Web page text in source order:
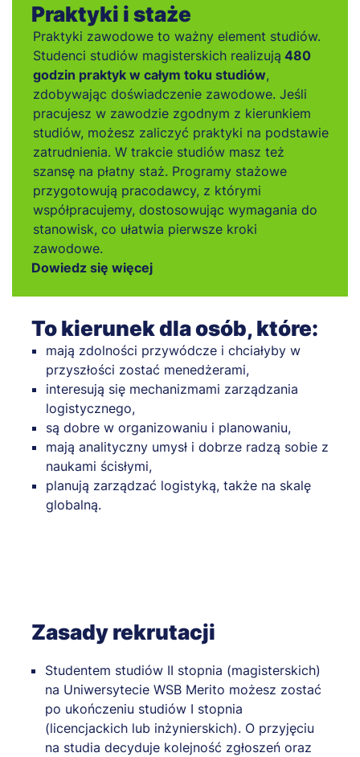
Praktyki i staże
Praktyki zawodowe to ważny element studiów.
Studenci studiów magisterskich realizują 480
godzin praktyk w całym toku studiów,
zdobywając doświadczenie zawodowe. Jeśli
pracujesz w zawodzie zgodnym z kierunkiem
studiów, możesz zaliczyć praktyki na podstawie
zatrudnienia. W trakcie studiów masz też
szansę na płatny staż. Programy stażowe
przygotowują pracodawcy, z którymi
współpracujemy, dostosowując wymagania do
stanowisk, co ułatwia pierwsze kroki
zawodowe.
Dowiedz się więcej
To kierunek dla osób, które:
mają zdolności przywódcze i chciałyby w
przyszłości zostać menedżerami,
interesują się mechanizmami zarządzania
logistycznego,
są dobre w organizowaniu i planowaniu,
mają analityczny umysł i dobrze radzą sobie z
naukami ścisłymi,
planują zarządzać logistyką, także na skalę
globalną.
Zasady rekrutacji
Studentem studiów II stopnia (magisterskich)
na Uniwersytecie WSB Merito możesz zostać
po ukończeniu studiów I stopnia
(licencjackich lub inżynierskich). O przyjęciu
na studia decyduje kolejność zgłoszeń oraz